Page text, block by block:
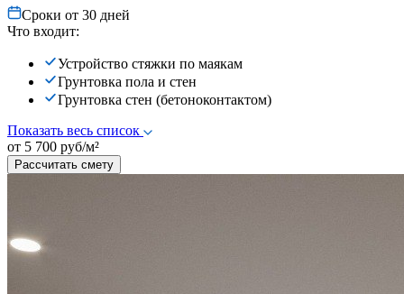
Сроки от 30 дней
Что входит:
Устройство стяжки по маякам
Грунтовка пола и стен
Грунтовка стен (бетоноконтактом)
Показать весь список
от 5 700 руб/м²
Рассчитать смету